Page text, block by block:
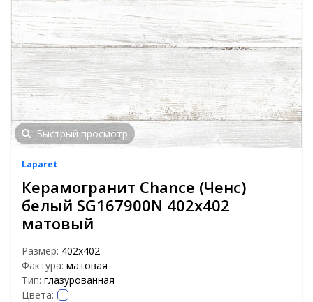
Быстрый просмотр
Laparet
Керамогранит Chance (Ченс)
белый SG167900N 402x402
матовый
Размер: 402x402
Фактура: матовая
Тип: глазурованная
Цвета: